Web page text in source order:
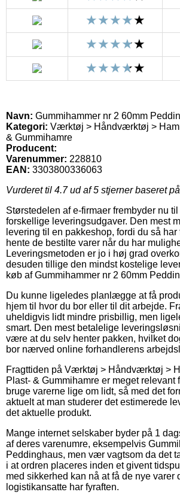
Navn: Gummihammer nr 2 60mm
Kategori: Værktøj > Håndværktøj >
& Gummihamre
Producent:
Varenummer: 228810
EAN: 3303800336063
Vurderet til 4.7ud af 5 stjerner baseret på
Størstedelen af e-firmaer frembyder nu
forskellige leveringsudgaver. Den mest
levering til en pakkeshop, fordi du så
hente de bestilte varer når du har
Leveringsmetoden er jo i høj grad
desuden tillige den mindst kostelige
køb af Gummihammer nr 2 60mm
Du kunne ligeledes planlægge at få
hjem til hvor du bor eller til dit arbejde.
uheldigvis lidt mindre prisbillig, men
smart. Den mest betalelige
være at du selv henter pakken, hvilket
bor nærved online forhandlerens
Fragttiden på Værktøj > Håndværktøj >
Plast- & Gummihamre er meget relevant
bruge varerne lige om lidt, så med det
aktuelt at man studerer det estimerede
det aktuelle produkt.
Mange internet selskaber byder på 1
af deres varenumre, eksempelvis
Peddinghaus, men vær vagtsom da det
i at ordren placeres inden et givent
med sikkerhed kan nå at få de nye varer
logistikansatte har fyraften.